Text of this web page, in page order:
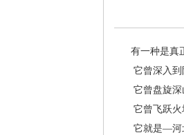
有一种是真
它曾深入到
它曾盘旋深
它曾飞跃火
它就是—河北